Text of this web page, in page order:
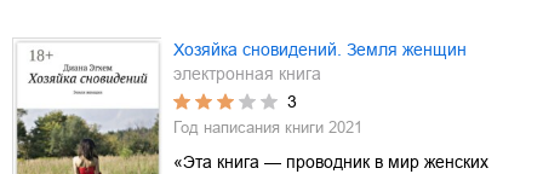
Хозяйка сновидений. Земля женщин
электронная книга
3
Год написания книги 2021
«Эта книга — проводник в мир женских